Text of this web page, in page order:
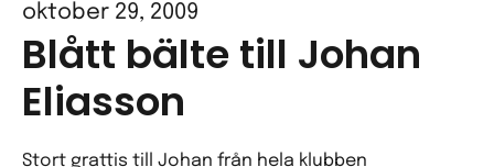
oktober 29, 2009
Blått bälte till Johan
Eliasson
Stort grattis till Johan från hela klubben